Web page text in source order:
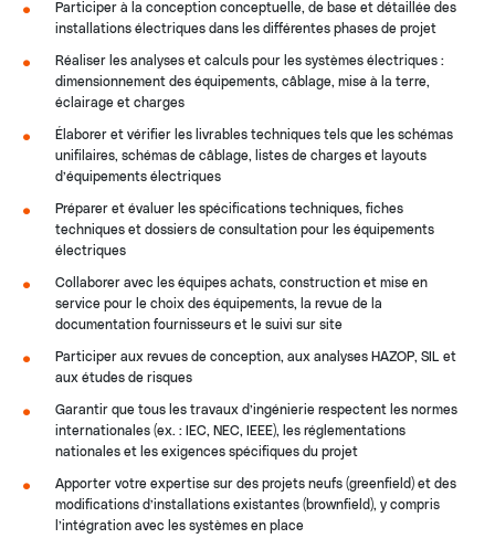
Participer à la conception conceptuelle, de base et détaillée des
installations électriques dans les différentes phases de projet
Réaliser les analyses et calculs pour les systèmes électriques :
dimensionnement des équipements, câblage, mise à la terre,
éclairage et charges
Élaborer et vérifier les livrables techniques tels que les schémas
unifilaires, schémas de câblage, listes de charges et layouts
d’équipements électriques
Préparer et évaluer les spécifications techniques, fiches
techniques et dossiers de consultation pour les équipements
électriques
Collaborer avec les équipes achats, construction et mise en
service pour le choix des équipements, la revue de la
documentation fournisseurs et le suivi sur site
Participer aux revues de conception, aux analyses HAZOP, SIL et
aux études de risques
Garantir que tous les travaux d’ingénierie respectent les normes
internationales (ex. : IEC, NEC, IEEE), les réglementations
nationales et les exigences spécifiques du projet
Apporter votre expertise sur des projets neufs (greenfield) et des
modifications d’installations existantes (brownfield), y compris
l’intégration avec les systèmes en place